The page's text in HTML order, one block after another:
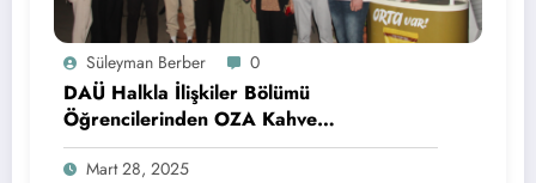
Süleyman Berber 0
DAÜ Halkla İlişkiler Bölümü
Öğrencilerinden OZA Kahve
Sponsorluğunda Lezzetli Bir Etkinlik
Mart 28, 2025